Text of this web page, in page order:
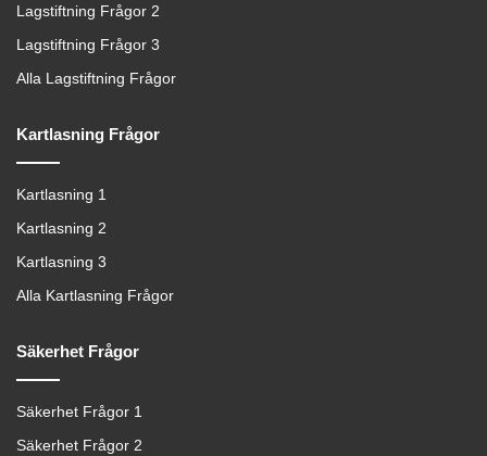
Lagstiftning Frågor 2
Lagstiftning Frågor 3
Alla Lagstiftning Frågor
Kartlasning Frågor
Kartlasning 1
Kartlasning 2
Kartlasning 3
Alla Kartlasning Frågor
Säkerhet Frågor
Säkerhet Frågor 1
Säkerhet Frågor 2